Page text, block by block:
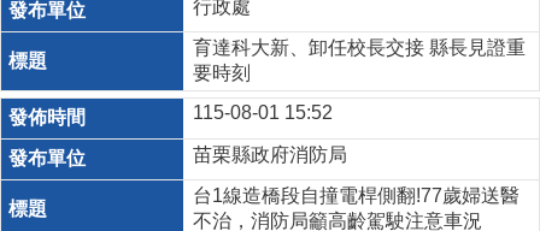
行政處
育達科大新、卸任校長交接 縣長見證重
要時刻
115-08-01 15:52
苗栗縣政府消防局
台1線造橋段自撞電桿側翻!77歲婦送醫
不治，消防局籲高齡駕駛注意車況